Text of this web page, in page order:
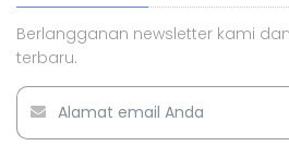
Berlangganan newsletter kami
terbaru.